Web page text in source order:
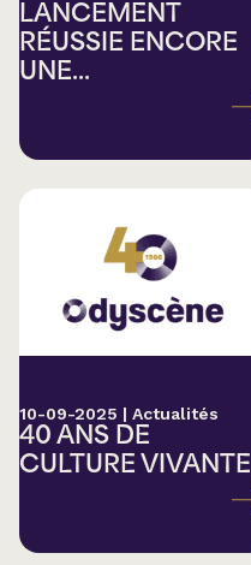
LANCEMENT
RÉUSSIE ENCORE
UNE...
10-09-2025 | Actualités
40 ANS DE
CULTURE VIVANTE